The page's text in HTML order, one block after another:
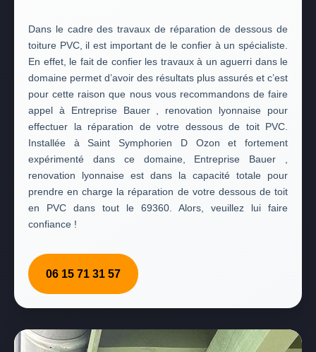
Dans le cadre des travaux de réparation de dessous de
toiture PVC, il est important de le confier à un spécialiste.
En effet, le fait de confier les travaux à un aguerri dans le
domaine permet d’avoir des résultats plus assurés et c’est
pour cette raison que nous vous recommandons de faire
appel à Entreprise Bauer , renovation lyonnaise pour
effectuer la réparation de votre dessous de toit PVC.
Installée à Saint Symphorien D Ozon et fortement
expérimenté dans ce domaine, Entreprise Bauer ,
renovation lyonnaise est dans la capacité totale pour
prendre en charge la réparation de votre dessous de toit
en PVC dans tout le 69360. Alors, veuillez lui faire
confiance !
06 15 71 31 57